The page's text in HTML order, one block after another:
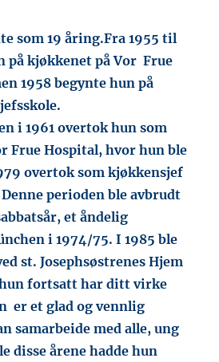
som 19 åring.Fra 1955 til
på kjøkkenet på Vor Frue
1958 begynte hun på
i 1961 overtok hun som
Frue Hospital, hvor hun ble
overtok som kjøkkensjef
perioden ble avbrudt
et åndelig
i 1974/75. I 1985 ble
st. Josephsøstrenes Hjem
fortsatt har ditt virke
er et glad og vennlig
samarbeide med alle, ung
disse årene hadde hun